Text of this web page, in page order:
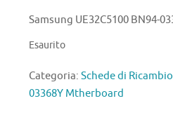
Samsung UE32C5100 BN94-
Esaurito
Categoria: Schede di
03368Y Mtherboard